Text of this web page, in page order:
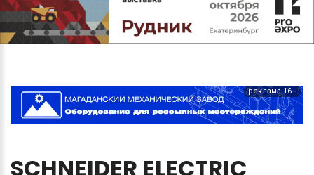
реклама 16+
SCHNEIDER ELECTRIC